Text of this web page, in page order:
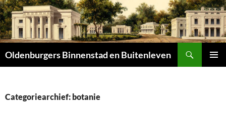
Oldenburgers Binnenstad en Buitenleven
Categoriearchief: botanie